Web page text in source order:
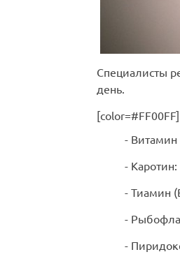
Специалисты
день.
- Витамин
-
- Тиамин
-
-